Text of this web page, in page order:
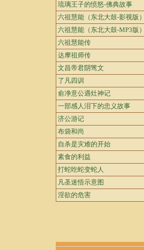
琉璃王子的愤怒-佛典故事
六祖慧能（东北大鼓-影视版）
六祖慧能（东北大鼓-MP3版）
六祖慧能传
达摩祖师传
文昌帝君阴骘文
了凡四训
俞净意公遇灶神记
一部感人泪下的忠义故事
济公游记
布袋和尚
自杀是灾难的开始
素食的利益
打蛇吃蛇变蛇人
凡圣迷悟示意图
淫欲的危害